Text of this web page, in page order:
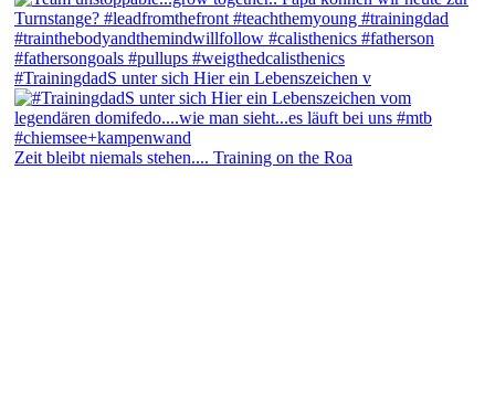
#TrainingdadS unter sich Hier ein Lebenszeichen v
Zeit bleibt niemals stehen.... Training on the Roa